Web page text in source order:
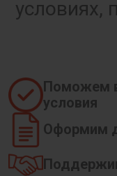
условиях,
Поможем
условия
Оформим